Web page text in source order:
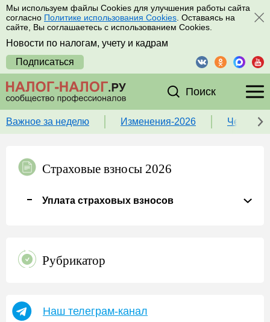
Мы используем файлы Cookies для улучшения работы сайта
согласно Политике использования Cookies . Оставаясь на
сайте, Вы соглашаетесь с использованием Cookies.
Новости по налогам, учету и кадрам
Подписаться
Поиск
Важное за неделю Изменения-2026 Чек-
Страховые взносы 2026
Уплата страховых взносов
Рубрикатор
Наш телеграм-канал